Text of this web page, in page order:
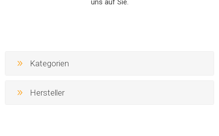
Kategorien
Hersteller